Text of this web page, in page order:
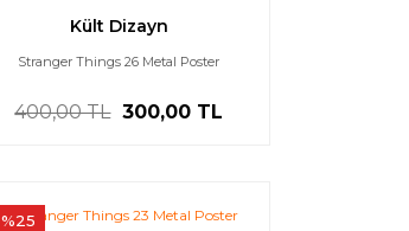
Kült Dizayn
Stranger Things 26 Metal Poster
400,00 TL 300,00 TL
%25